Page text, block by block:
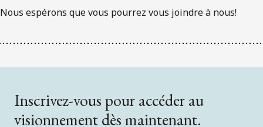
Nous espérons que vous pourrez vous joindre à nous!
Inscrivez-vous pour accéder au
visionnement dès maintenant.